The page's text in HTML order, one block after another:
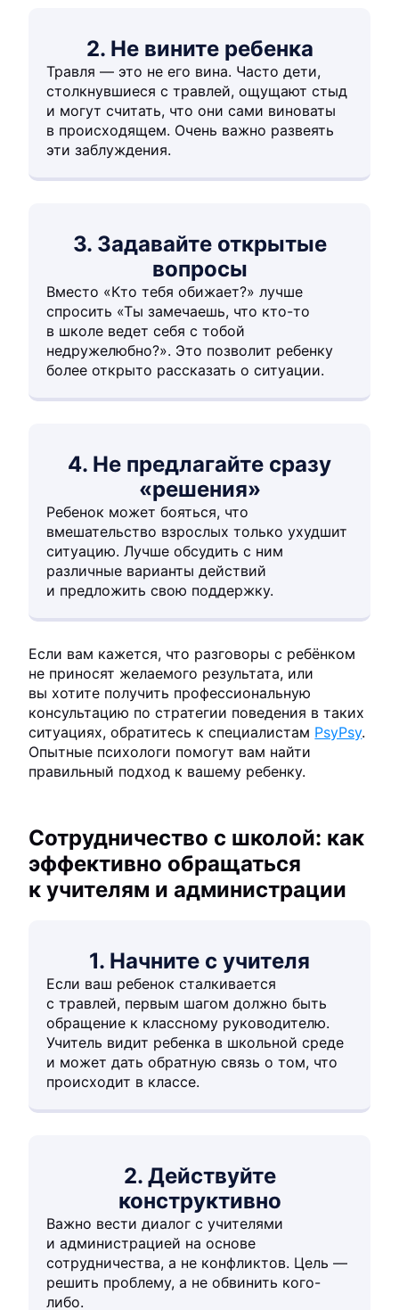
2. Не вините ребенка
Травля — это не его вина. Часто дети,
столкнувшиеся с травлей, ощущают стыд
и могут считать, что они сами виноваты
в происходящем. Очень важно развеять
эти заблуждения.
3. Задавайте открытые
вопросы
Вместо «Кто тебя обижает?» лучше
спросить «Ты замечаешь, что кто-то
в школе ведет себя с тобой
недружелюбно?». Это позволит ребенку
более открыто рассказать о ситуации.
4. Не предлагайте сразу
«решения»
Ребенок может бояться, что
вмешательство взрослых только ухудшит
ситуацию. Лучше обсудить с ним
различные варианты действий
и предложить свою поддержку.
Если вам кажется, что разговоры с ребёнком
не приносят желаемого результата, или
вы хотите получить профессиональную
консультацию по стратегии поведения в таких
ситуациях, обратитесь к специалистам PsyPsy.
Опытные психологи помогут вам найти
правильный подход к вашему ребенку.
Сотрудничество с школой: как
эффективно обращаться
к учителям и администрации
1. Начните с учителя
Если ваш ребенок сталкивается
с травлей, первым шагом должно быть
обращение к классному руководителю.
Учитель видит ребенка в школьной среде
и может дать обратную связь о том, что
происходит в классе.
2. Действуйте
конструктивно
Важно вести диалог с учителями
и администрацией на основе
сотрудничества, а не конфликтов. Цель —
решить проблему, а не обвинить кого-
либо.